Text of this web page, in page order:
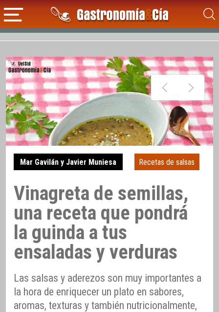
Mar Gavilán y Javier Muniesa Recetas de salsas
Vinagreta de semillas,
una receta que pondrá
la guinda a tus
ensaladas y verduras
Las salsas y aderezos son muy importantes a
la hora de enriquecer un plato en sabores,
aromas, texturas y también nutricionalmente,